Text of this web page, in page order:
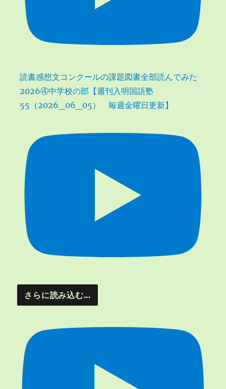
読書感想文コンクールの課題図書全部読んでみた
2026④中学校の部【週刊入明国語塾
55（2026_06_05） 毎週金曜日更新】
さらに読み込む...